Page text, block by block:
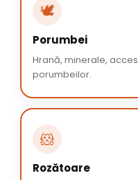
🕊️
Porumbei
Hrană, minerale,
porumbeilor.
🐹
Rozătoare